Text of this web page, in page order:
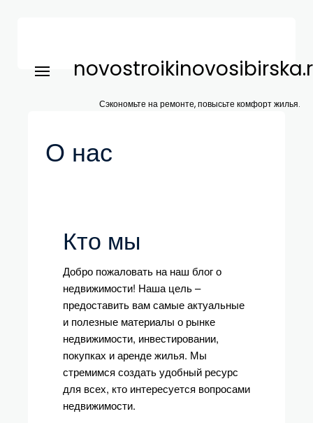
Сэкономьте на ремонте, повысьте комфорт жилья.
О нас
Кто мы
Добро пожаловать на наш блог о
недвижимости! Наша цель –
предоставить вам самые актуальные
и полезные материалы о рынке
недвижимости, инвестировании,
покупках и аренде жилья. Мы
стремимся создать удобный ресурс
для всех, кто интересуется вопросами
недвижимости.